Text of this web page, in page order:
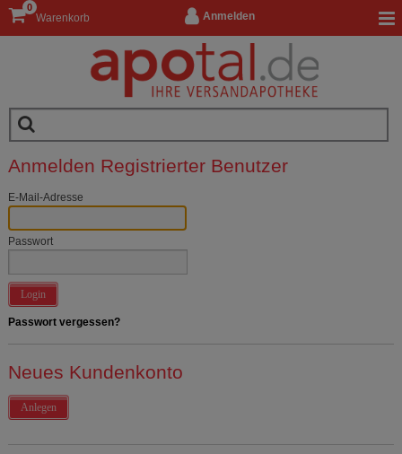
Anmelden
Warenkorb
0
Anmelden Registrierter Benutzer
E-Mail-Adresse
Passwort
Login
Passwort vergessen?
Neues Kundenkonto
Anlegen